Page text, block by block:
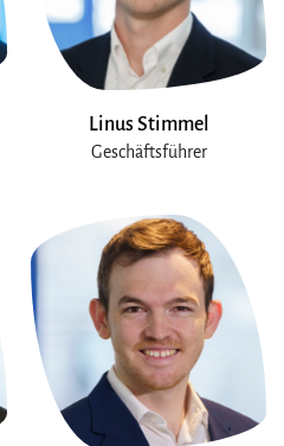
Linus Stimmel
Geschäftsführer